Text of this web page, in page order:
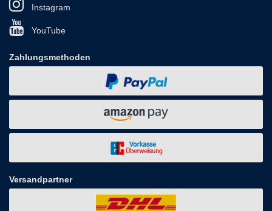
Instagram
YouTube
Zahlungsmethoden
Versandpartner